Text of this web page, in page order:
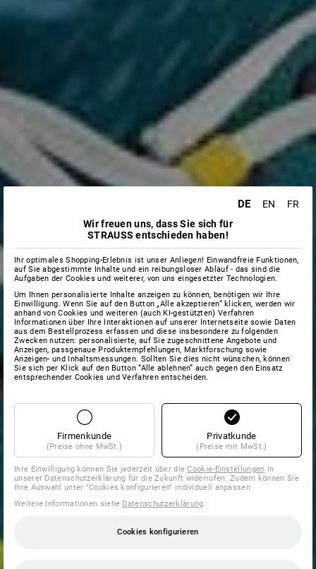
DE EN
FR
Wir freuen uns, dass Sie sich für
STRAUSS entschieden haben!
Ihr optimales Shopping-Erlebnis ist unser Anliegen! Einwandfreie Funktionen,
auf Sie abgestimmte Inhalte und ein reibungsloser Ablauf - das sind die
Aufgaben der Cookies und weiterer, von uns eingesetzter Technologien.
Um Ihnen personalisierte Inhalte anzeigen zu können, benötigen wir Ihre
Einwilligung. Wenn Sie auf den Button „Alle akzeptieren“ klicken, werden wir
anhand von Cookies und weiteren (auch KI-gestützten) Verfahren
Informationen über Ihre Interaktionen auf unserer Internetseite sowie Daten
aus dem Bestellprozess erfassen und diese insbesondere zu folgenden
Zwecken nutzen: personalisierte, auf Sie zugeschnittene Angebote und
Anzeigen, passgenaue Produktempfehlungen, Marktforschung sowie
Anzeigen- und Inhaltsmessungen. Sollten Sie dies nicht wünschen, können
Sie sich per Klick auf den Button “Alle ablehnen” auch gegen den Einsatz
entsprechender Cookies und Verfahren entscheiden.
Firmenkunde
(Preise ohne MwSt.)
Privatkunde
(Preise mit MwSt.)
Ihre Einwilligung können Sie jederzeit über dieCookie-Einstellungen in
unserer Datenschutzerklärung für die Zukunft widerrufen. Zudem können Sie
Ihre Auswahl unter "Cookies konfigurieren" individuell anpassen
Weitere Informationen siehe Datenschutzerklärung
Cookies konfigurieren